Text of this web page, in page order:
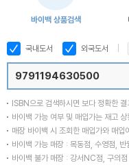
바이백 상품검색
국내도서 외국도서
ISBN으로 검색하시면 보다 정확한 결
바이백 가능 여부 및 매입가는 재고
매장 바이백 시 조회한 매입가와 매입
바이백 가능 매장 : 목동점, 수영점,
바이백 불가 매장 : 강서NC점, 구의점